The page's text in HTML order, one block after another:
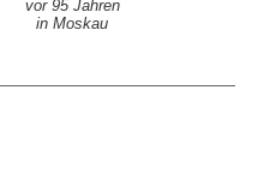
vor 95 Jahren
in Moskau